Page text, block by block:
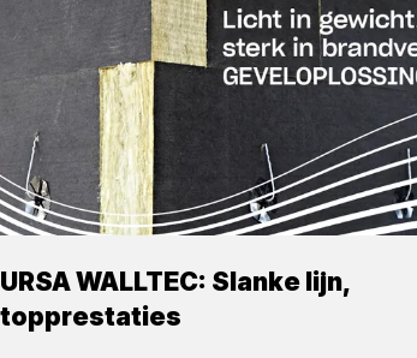
URSA WALLTEC: Slanke lijn,
topprestaties